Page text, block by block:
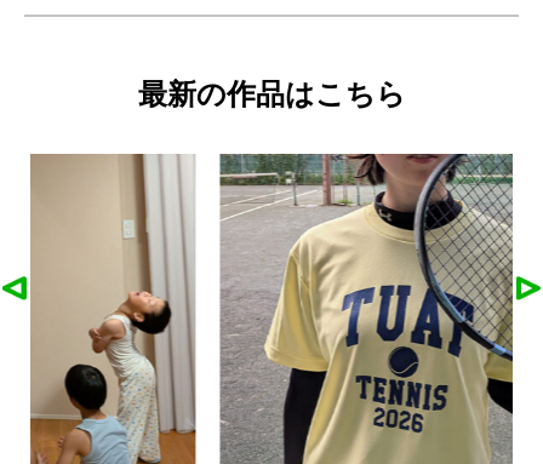
最新の作品はこちら